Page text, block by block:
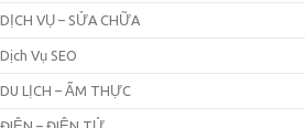
DỊCH VỤ – SỬA CHỮA
Dịch Vụ SEO
DU LỊCH – ẨM THỰC